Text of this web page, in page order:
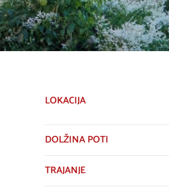
LOKACIJA
DOLŽINA POTI
TRAJANJE